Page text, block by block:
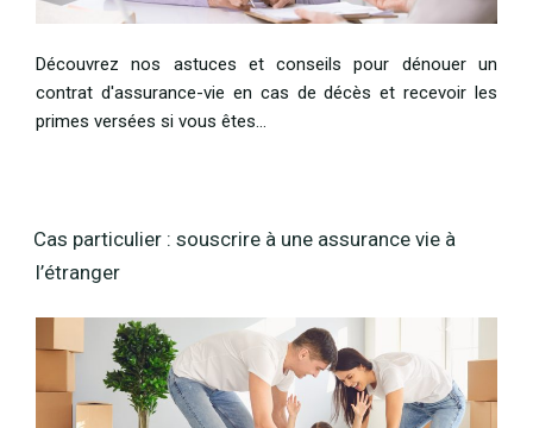
Découvrez nos astuces et conseils pour dénouer un
contrat d'assurance-vie en cas de décès et recevoir les
primes versées si vous êtes…
Cas particulier : souscrire à une assurance vie à
l’étranger